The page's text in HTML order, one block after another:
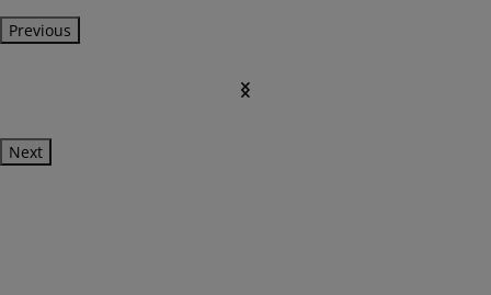
Previous
Next